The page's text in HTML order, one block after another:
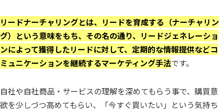
リードナーチャリングとは、リードを育成する（ナーチャリン
グ）という意味をもち、その名の通り、リードジェネレーショ
ンによって獲得したリードに対して、定期的な情報提供などコ
ミュニケーションを継続するマーケティング手法です。
自社や自社商品・サービスの理解を深めてもらう事で、購買意
欲を少しづつ高めてもらい、「今すぐ買いたい」という気持ち